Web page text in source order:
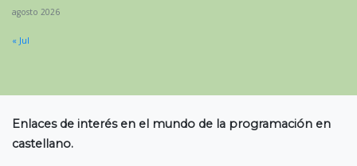
agosto 2026
« Jul
Enlaces de interés en el mundo de la programación en
castellano.